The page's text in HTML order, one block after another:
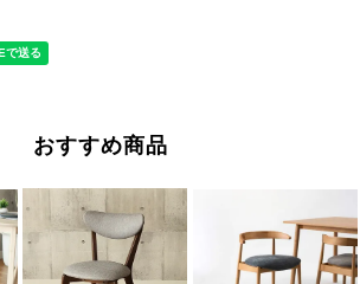
おすすめ商品